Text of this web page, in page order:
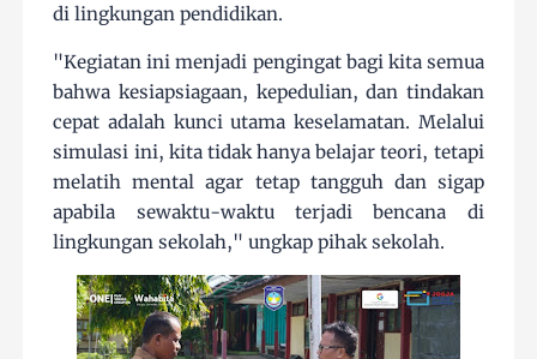
di lingkungan pendidikan.
"Kegiatan ini menjadi pengingat bagi kita semua
bahwa kesiapsiagaan, kepedulian, dan tindakan
cepat adalah kunci utama keselamatan. Melalui
simulasi ini, kita tidak hanya belajar teori, tetapi
melatih mental agar tetap tangguh dan sigap
apabila sewaktu-waktu terjadi bencana di
lingkungan sekolah," ungkap pihak sekolah.